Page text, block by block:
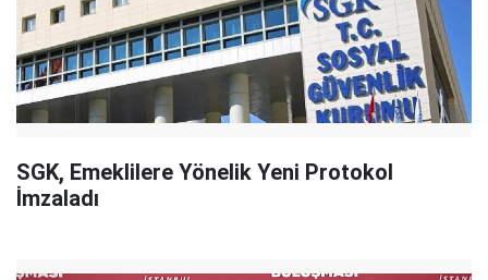
SGK, Emeklilere Yönelik Yeni Protokol
İmzaladı